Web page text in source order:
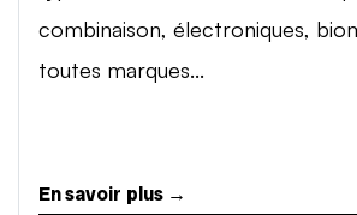
combinaison, électroniques,
toutes marques...
En savoir plus →